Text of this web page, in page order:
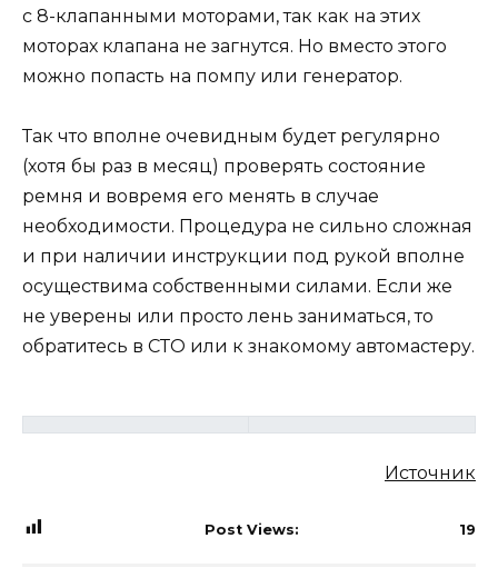
с 8-клапанными моторами, так как на этих
моторах клапана не загнутся. Но вместо этого
можно попасть на помпу или генератор.
Так что вполне очевидным будет регулярно
(хотя бы раз в месяц) проверять состояние
ремня и вовремя его менять в случае
необходимости. Процедура не сильно сложная
и при наличии инструкции под рукой вполне
осуществима собственными силами. Если же
не уверены или просто лень заниматься, то
обратитесь в СТО или к знакомому автомастеру.
Источник
Post Views: 19